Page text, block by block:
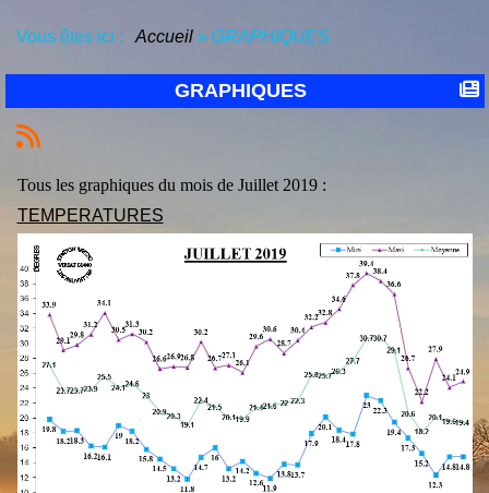
Vous êtes ici : Accueil » GRAPHIQUES
GRAPHIQUES
Tous les graphiques du mois de Juillet 2019 :
TEMPERATURES